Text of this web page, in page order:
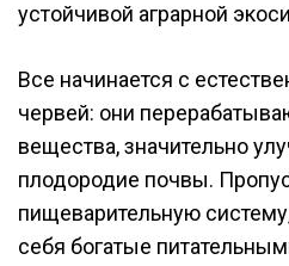
устойчивой аграрной
Все начинается с
червей: они
вещества, значительно
плодородие почвы.
пищеварительную
себя богатые